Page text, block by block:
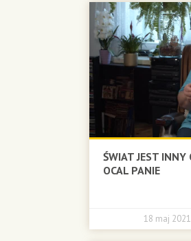
ŚWIAT JEST
OCAL PANIE
18 maj